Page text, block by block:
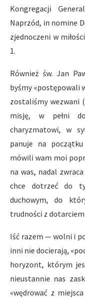
Kongregacji
Naprzód, in nomine
zjednoczeni w
1.
Również św. Jan
byśmy «postępowali
zostaliśmy wezwani
misję, w pełni
charyzmatowi, w
panuje na
mówili wam moi
na was, nadal
chce dotrzeć do
duchowym, do
trudności z
Iść razem — wolni i
inni nie docierają,
horyzont, którym
nieustannie nas
«wędrować z